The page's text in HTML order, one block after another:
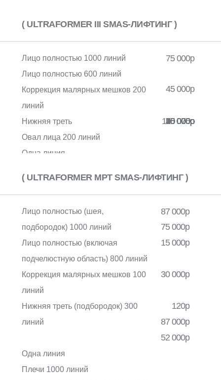
25 000р
110 000р
95 000р
75 000р
40 000р
70 000р
25 000р
25 000р
10 000р
40 000р
70 000р
75р
20 000р
30 000р
20 000р
45 000р
75 000р
Лицо полностью 1000 линий
Лицо полностью 600 линий
Коррекция малярных мешков 200
линий
Нижняя треть
Овал лица 200 линий
Одна линия
Подбородочная область + Нижняя
Подбородочная область 100
линий
Подмышечная область 300 линий
Шея 300 линий
Боковые поверхности живота
1000 линий
Декольте 500 линий
Живот 1000 линий
Живот 2000 линий
Колени 300 линий
( ULTRAFORMER III SMAS-ЛИФТИНГ )
52 000р
87 000р
120р
30 000р
15 000р
75 000р
87 000р
Лицо полностью (шея,
подбородок) 1000 линий
Лицо полностью (включая
подчелюстную область) 800 линий
Коррекция малярных мешков 100
линий
Нижняя треть (подбородок) 300
линий
Одна линия
Плечи 1000 линий
( ULTRAFORMER MPT SMAS-ЛИФТИНГ )